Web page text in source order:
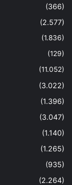
(366)
(2.577)
(1.836)
(129)
(11.052)
(3.022)
(1.396)
(3.047)
(1.140)
(1.265)
(935)
(2.264)